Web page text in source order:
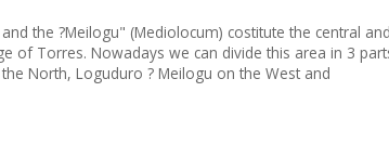
the ?Meilogu" (Mediolocum) costitute the central and
of Torres. Nowadays we can divide this area in 3
North, Loguduro ? Meilogu on the West and